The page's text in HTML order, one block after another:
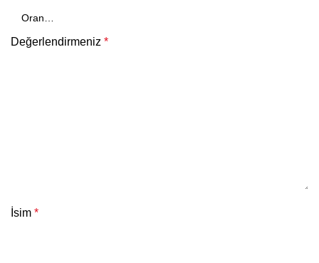
Değerlendirmeniz *
İsim *